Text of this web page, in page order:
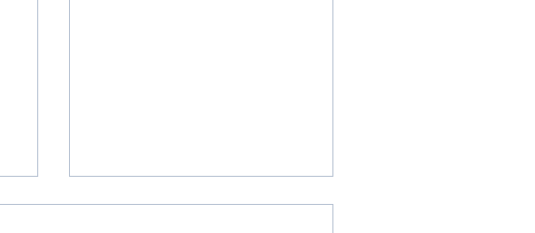
Schlafstörungen Frankfurt